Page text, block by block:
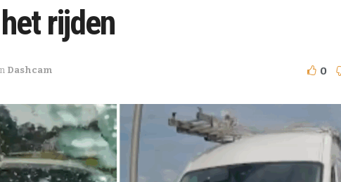
rijden
Dashcam 0